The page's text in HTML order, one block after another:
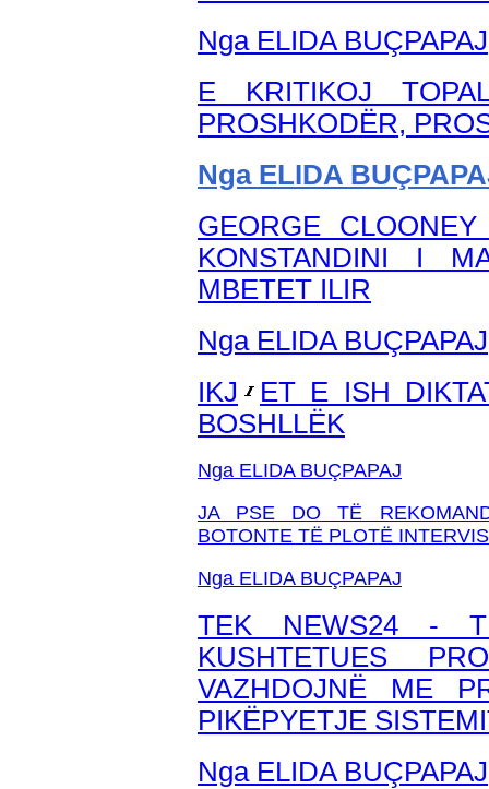
Nga ELIDA BUÇPAPAJ
E KRITIKOJ
PROSHKODËR,
Nga ELIDA
GEORGE
KONSTANDINI I
MBETET ILIR
Nga ELIDA BUÇPAPAJ
IKJ
ET E ISH
BOSHLLËK
Nga ELIDA BUÇPAPAJ
JA PSE DO TË
BOTONTE TË PLOTË
Nga ELIDA BUÇPAPAJ
TEK NEWS24 -
KUSHTETUES
VAZHDOJNË ME
PIKËPYETJE
Nga ELIDA BUÇPAPAJ